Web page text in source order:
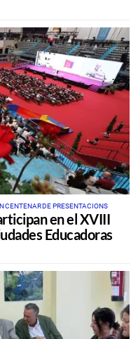
CENTENAR DE PRESENTACIONS
en el XVIII
Educadoras